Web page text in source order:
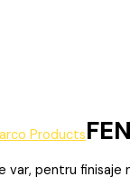
Products
var, pentru finisaje